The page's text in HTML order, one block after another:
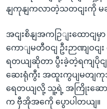
နျကုနျကလာတဲ့သတငျးကို မခ
အငျးစိနျအကဉြျးထောငျမှ
ကောျမတီဝငျ ဦးဉာဏျဝငျ
ရတယျဆိုတာ ပွီးခဲ့တဲ့ရကျပိုင
ဆေးရုံကွီး အထူးကွပျမတျကု
ရေတယျလို့ သူ့ရဲ့ အကြိုးဆောင
က ဗှီအိုအကေို ပွောပါတယျ။